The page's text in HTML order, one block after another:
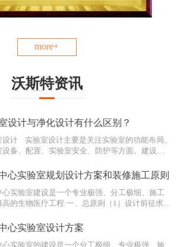
more+
沃斯特资讯
NEWS
设计与净化设计有什么区别？
设计 实验室设计主要是关注实验室的功能布局、
设备、配置、实验室安全、防护等方面。建设一
验室净化设计主要注重与抑制空气中的颗粒物，
等污染物。提供一个洁净的实验环境。 简单来
验室设计注重与实用性和功能性。而净化设计更
空气的质量和洁净度，不过在一些特殊的实验中
心实验室规划设计方案和装修施工原则
心实验室建设是一个专业极强、分工极细、施工
高的生物医疗工程:一、总原则（1）设计前征求使
设备、箱柜、工具、台案数量和尺寸；（3）按照
原体特性和污染途径，确定灭菌杀菌方案和控制
心实验室设计方案
心实验室的建设是一个分工极细、专业极强、施